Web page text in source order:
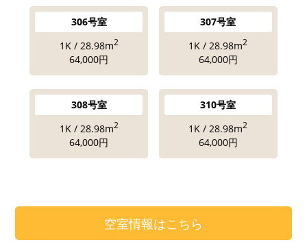
306号室
1K / 28.98m2
64,000円
307号室
1K / 28.98m2
64,000円
308号室
1K / 28.98m2
64,000円
310号室
1K / 28.98m2
64,000円
空室情報はこちら